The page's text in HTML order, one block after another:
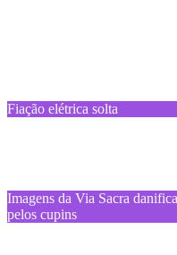
Fiação elétrica solta
Imagens da Via Sacra
pelos cupins